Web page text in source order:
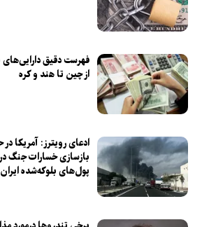
فهرست دقیق دارایی‌های
از چین تا هند و کره
ادعای رویترز: آمریکا
بازسازی خسارات جنگ
پول‌های بلوکه‌شده